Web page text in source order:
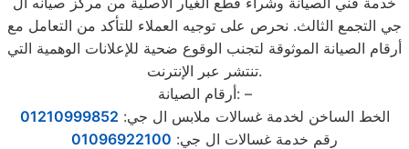
جي التجمع الثالث. نحرص على توجيه العملاء للتأكد من التعامل مع
أرقام الصيانة الموثوقة لتجنب الوقوع ضحية للإعلانات الوهمية التي
تنتشر عبر الإنترنت.
أرقام الصيانة: –
الخط الساخن لخدمة غسالات ملابس ال جي: 01210999852
رقم خدمة غسالات ال جي: 01096922100